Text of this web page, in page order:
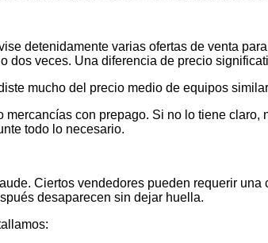
detenidamente varias ofertas de venta
dos veces. Una diferencia de precio
mucho del precio medio de equipos
mercancías con prepago. Si no lo tiene
todo lo necesario.
Ciertos vendedores pueden requerir
desaparecen sin dejar huella.